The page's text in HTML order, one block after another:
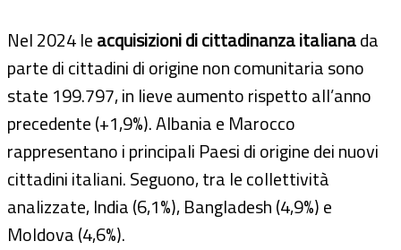
Nel 2024 leacquisizioni di cittadinanza italianada
parte di cittadini di origine non comunitaria sono
state 199.797, in lieve aumento rispetto all’anno
precedente (+1,9%). Albania e Marocco
rappresentano i principali Paesi di origine dei nuovi
cittadini italiani. Seguono, tra le collettività
analizzate, India (6,1%), Bangladesh (4,9%) e
Moldova (4,6%).